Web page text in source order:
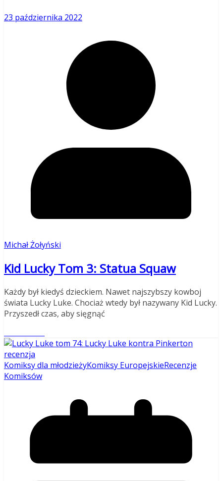
23 października 2022
Michał Żołyński
Kid Lucky Tom 3: Statua Squaw
Każdy był kiedyś dzieckiem. Nawet najszybszy kowboj
świata Lucky Luke. Chociaż wtedy był nazywany Kid Lucky.
Przyszedł czas, aby sięgnąć
Komiksy dla młodzieżyKomiksy EuropejskieRecenzje
Komiksów